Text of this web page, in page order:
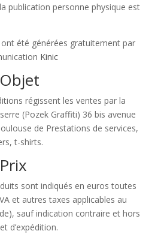
publication personne physique est
ont été générées gratuitement par
Kinic
régissent les ventes par la
(Pozek Graffiti) 36 bis avenue
de Prestations de services,
t-shirts.
sont indiqués en euros toutes
et autres taxes applicables au
sauf indication contraire et hors
d’expédition.